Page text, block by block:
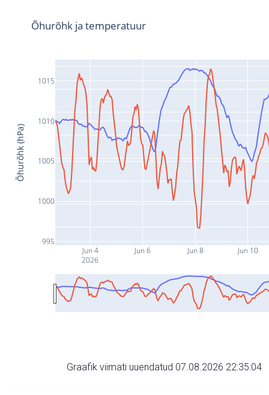
Jun 4
2026
Jun 6 Jun 8 Jun 10
995
1000
1005
1010
1015
Õhurõhk ja temperatuur
Õhurõhk (hPa)
Graafik viimati uuendatud 07.08.2026 22:35:04